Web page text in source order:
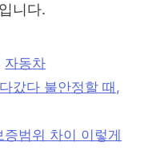
니다.
자동차
갔다 불안정할 때,
범위 차이 이렇게